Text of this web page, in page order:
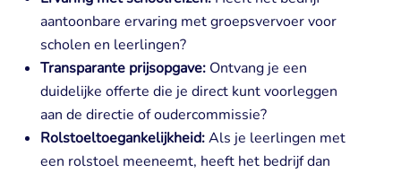
aantoonbare ervaring met groepsvervoer voor
scholen en leerlingen?
Transparante prijsopgave:Ontvang je een
duidelijke offerte die je direct kunt voorleggen
aan de directie of oudercommissie?
Rolstoeltoegankelijkheid:Als je leerlingen met
een rolstoel meeneemt, heeft het bedrijf dan